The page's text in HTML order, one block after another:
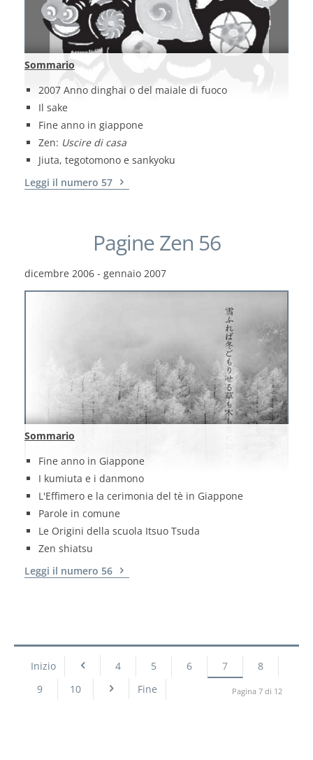
Sommario
2007 Anno dinghai o del maiale di fuoco
Il sake
Fine anno in giappone
Zen: Uscire di casa
Jiuta, tegotomono e sankyoku
Leggi il numero 57
Pagine Zen 56
dicembre 2006 - gennaio 2007
Sommario
Fine anno in Giappone
I kumiuta e i danmono
L'Effimero e la cerimonia del tè in Giappone
Parole in comune
Le Origini della scuola Itsuo Tsuda
Zen shiatsu
Leggi il numero 56
Inizio 4 5 6 7
8
9
10 Fine Pagina 7 di 12